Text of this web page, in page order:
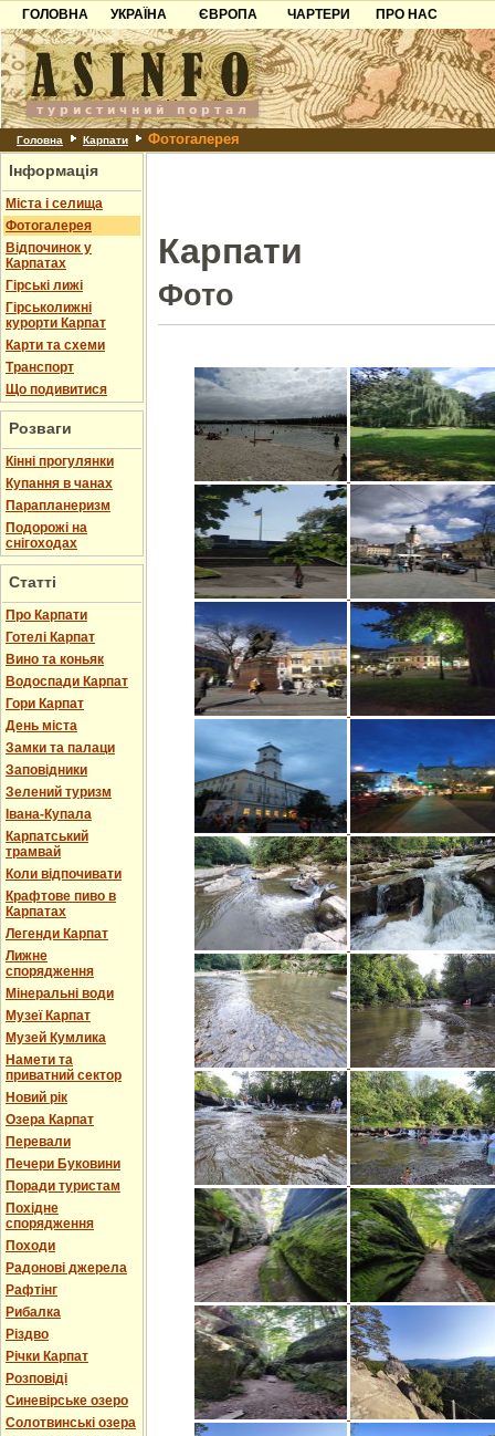
ГОЛОВНА
УКРАЇНА
Карпати
Азов
Причорноморря
Шацьк
ЄВРОПА
Чорногорія
Хорватія
Болгарія
Албанія
ЧАРТЕРИ
ПРО НАС
Контакти
Партнерам
Додати готель
Головна Карпати Фотогалерея
Інформація
Міста і селища
Фотогалерея
Відпочинок у
Карпатах
Гірські лижі
Гірськолижні
курорти Карпат
Карти та схеми
Транспорт
Що подивитися
Розваги
Кінні прогулянки
Купання в чанах
Парапланеризм
Подорожі на
снігоходах
Статті
Про Карпати
Готелі Карпат
Вино та коньяк
Водоспади Карпат
Гори Карпат
День міста
Замки та палаци
Заповідники
Зелений туризм
Івана-Купала
Карпатський
трамвай
Коли відпочивати
Крафтове пиво в
Карпатах
Легенди Карпат
Лижне
спорядження
Мінеральні води
Музеї Карпат
Музей Кумлика
Намети та
приватний сектор
Новий рік
Озера Карпат
Перевали
Печери Буковини
Поради туристам
Похідне
спорядження
Походи
Радонові джерела
Рафтінг
Рибалка
Різдво
Річки Карпат
Розповіді
Синевірське озеро
Солотвинські озера
Карпати
Фото